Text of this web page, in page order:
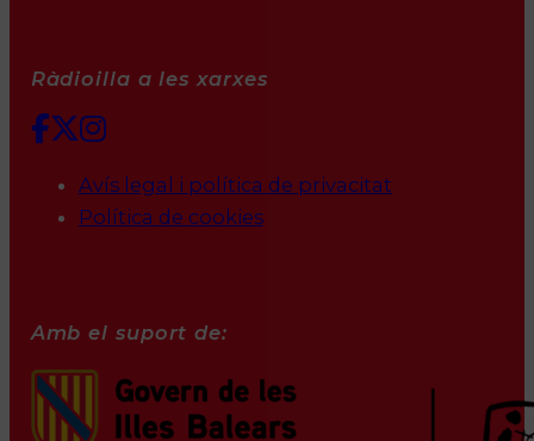
Ràdioilla a les xarxes
Avís legal i política de privacitat
Política de cookies
Amb el suport de: